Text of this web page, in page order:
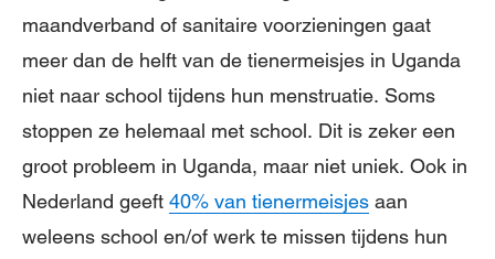
maandverband of sanitaire voorzieningen gaat
meer dan de helft van de tienermeisjes in Uganda
niet naar school tijdens hun menstruatie. Soms
stoppen ze helemaal met school. Dit is zeker een
groot probleem in Uganda, maar niet uniek. Ook in
Nederland geeft 40% van tienermeisjes aan
weleens school en/of werk te missen tijdens hun